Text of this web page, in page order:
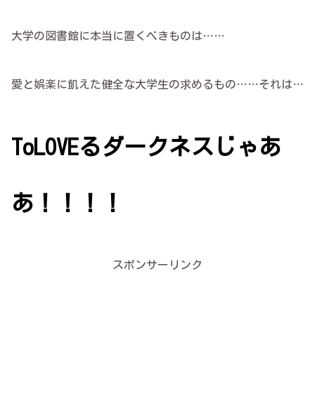
大学の図書館に本当に置くべきものは……
愛と娯楽に飢えた健全な大学生の求めるもの……それは…
ToLOVEるダークネスじゃあ
あ！！！！
スポンサーリンク